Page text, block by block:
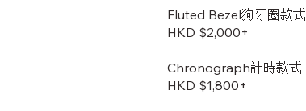
Fluted Bezel狗牙圈款式
HKD $2,000+
Chronograph計時款式
HKD $1,800+